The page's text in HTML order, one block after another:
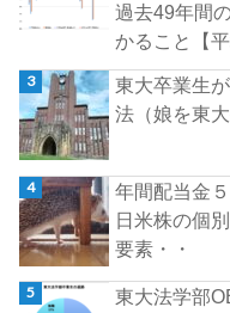
過去49年間
かること【
東大卒業生
法（娘を東
年間配当金
日米株の個
要素・・
東大法学部